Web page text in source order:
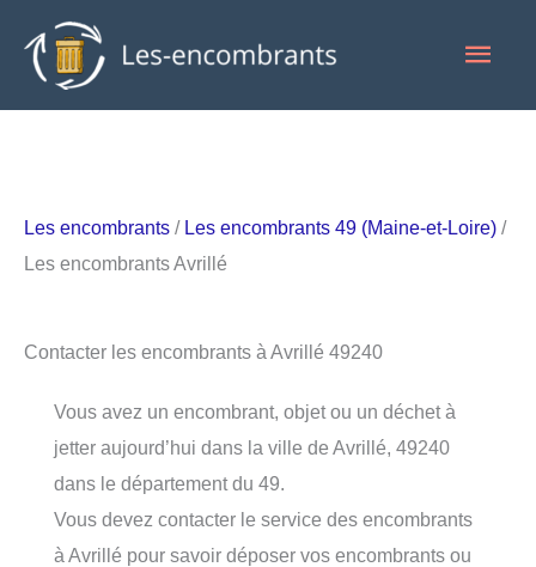
contenu
Les encombrants / Les encombrants 49 (Maine-et-Loire) /
Les encombrants Avrillé
Contacter les encombrants à Avrillé 49240
Vous avez un encombrant, objet ou un déchet à
jetter aujourd’hui dans la ville de Avrillé, 49240
dans le département du 49.
Vous devez contacter le service des encombrants
à Avrillé pour savoir déposer vos encombrants ou